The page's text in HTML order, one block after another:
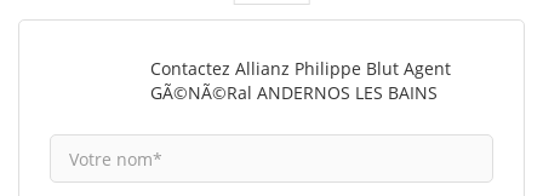
Contactez Allianz Philippe Blut Agent
GÃ©nÃ©ral ANDERNOS LES BAINS